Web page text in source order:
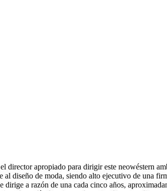
director apropiado para dirigir este neowéstern
al diseño de moda, siendo alto ejecutivo de una
a razón de una cada cinco años,